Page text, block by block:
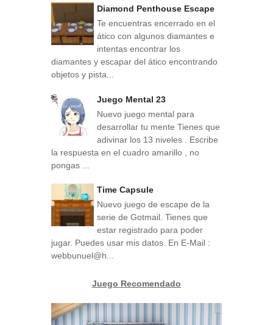
Diamond Penthouse Escape
Te encuentras encerrado en el
ático con algunos diamantes e
intentas encontrar los
diamantes y escapar del ático encontrando
objetos y pista...
Juego Mental 23
Nuevo juego mental para
desarrollar tu mente Tienes que
adivinar los 13 niveles . Escribe
la respuesta en el cuadro amarillo , no
pongas ...
Time Capsule
Nuevo juego de escape de la
serie de Gotmail. Tienes que
estar registrado para poder
jugar. Puedes usar mis datos. En E-Mail :
webbunuel@h...
Juego Recomendado